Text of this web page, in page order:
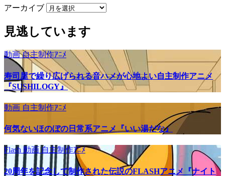
アーカイブ
見逃しています
動画自主制作ｱﾆﾒ
寿司屋で繰り広げられる音ハメが心地よい自主制作アニメ
『SUSHILOGY』
動画 自主制作ｱﾆﾒ
何気ないほのぼの日常系アニメ『いい湯だな』
Flash 動画自主制作ｱﾆﾒ
20周年を記念して制作された伝説のFLASHアニメ『ナイト